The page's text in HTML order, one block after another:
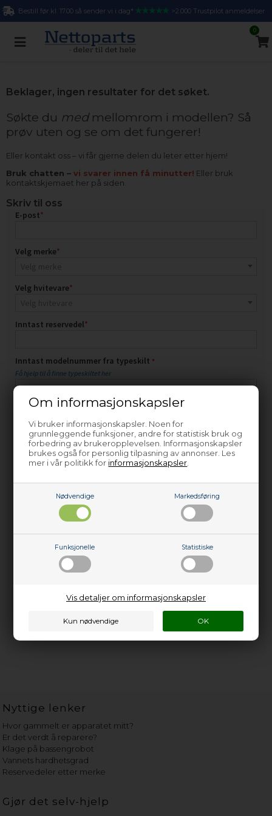
Om informasjonskapsler
Vi bruker informasjonskapsler. Noen for
grunnleggende funksjoner, andre for statistisk bruk og
forbedring av brukeropplevelsen. Informasjonskapsler
brukes også for personlig tilpasning av annonser. Les
mer i vår politikk for informasjonskapsler
Nødvendige Markedsføring
Funksjonelle Statistiske
Vis detaljer om informasjonskapsler
Bestill før kl. 17.00 så sender vi i dag* >2.000 Trustpilot anmeldelser
0
Beklager, ingen resultater for det søket.
Søkte du medmellomrom i modellen? Så
prøv uten og se om det fungerer!
Eller kontakt oss – vi får gjerne delen du leter etter hjem!
Bruk chatten – vi svarer innen få minutter! Eller bruk
kontaktskjemaet her på siden.
Skriv til oss
Nyttige lenker
Hvor gammelt er apparatet mitt?
Er det verdt å reparere?
Klage på bassengrobot
Vannets hardhetsgrad
Reservedeler etter merke
Gjør det selv-hjelp